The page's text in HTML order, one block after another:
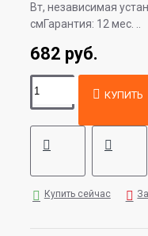
Вт, независимая
смГарантия: 12 мес. ..
682 руб.
КУПИТЬ
Купить сейчас